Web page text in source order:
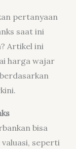
pertanyaan
saat ini
Artikel ini
harga wajar
berdasarkan
bisa
seperti